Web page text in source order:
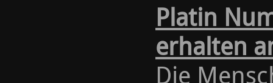
Platin
erhalten
Die